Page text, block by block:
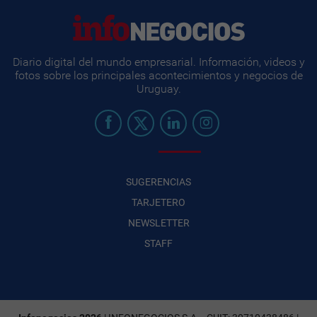
Diario digital del mundo empresarial. Información, videos y
fotos sobre los principales acontecimientos y negocios de
Uruguay.
SUGERENCIAS
TARJETERO
NEWSLETTER
STAFF